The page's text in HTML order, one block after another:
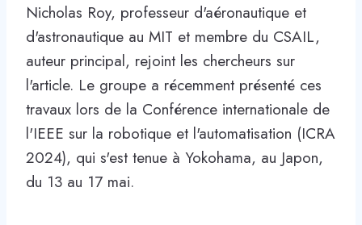
Nicholas Roy, professeur d'aéronautique et
d'astronautique au MIT et membre du CSAIL,
auteur principal, rejoint les chercheurs sur
l'article. Le groupe a récemment présenté ces
travaux lors de la Conférence internationale de
l'IEEE sur la robotique et l'automatisation (ICRA
2024), qui s'est tenue à Yokohama, au Japon,
du 13 au 17 mai.